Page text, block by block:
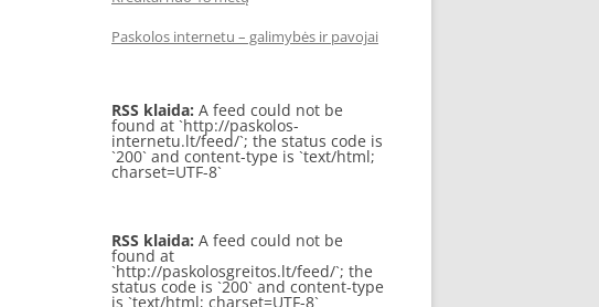
Paskolos internetu – galimybės ir pavojai
RSS klaida: A feed could not be
found at `http://paskolos-
internetu.lt/feed/`; the status code is
`200` and content-type is `text/html;
charset=UTF-8`
RSS klaida: A feed could not be
found at
`http://paskolosgreitos.lt/feed/`; the
status code is `200` and content-type
is `text/html; charset=UTF-8`